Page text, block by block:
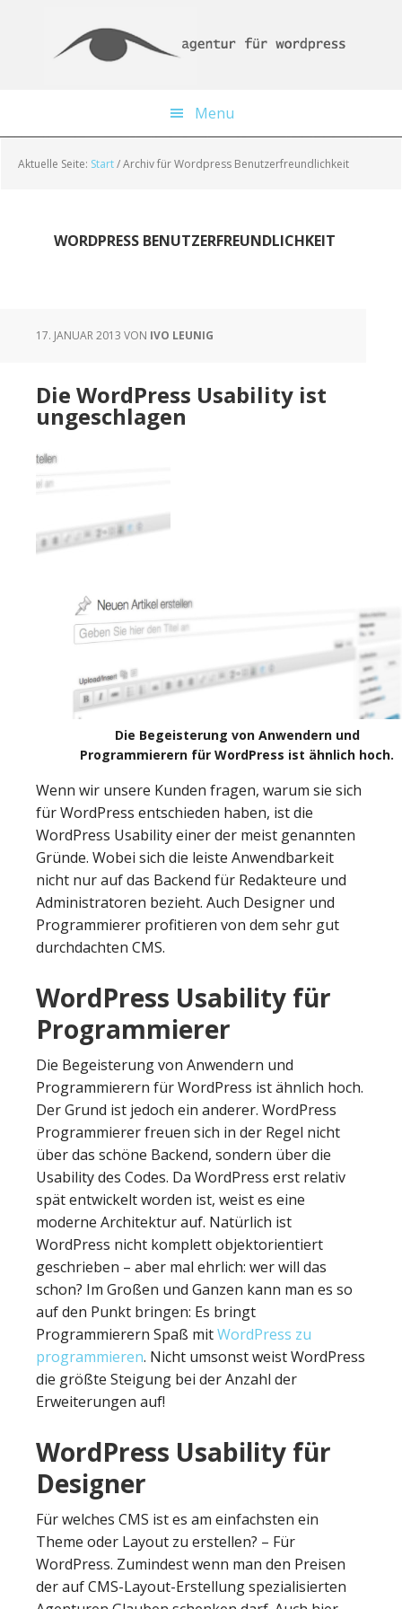
springen
Menu
Aktuelle Seite: Start/Archiv für Wordpress Benutzerfreundlichkeit
WORDPRESS BENUTZERFREUNDLICHKEIT
17. JANUAR 2013 VON IVO LEUNIG
Die WordPress Usability ist
ungeschlagen
Die Begeisterung von Anwendern und
Programmierern für WordPress ist ähnlich hoch.
Wenn wir unsere Kunden fragen, warum sie sich
für WordPress entschieden haben, ist die
WordPress Usability einer der meist genannten
Gründe. Wobei sich die leiste Anwendbarkeit
nicht nur auf das Backend für Redakteure und
Administratoren bezieht. Auch Designer und
Programmierer profitieren von dem sehr gut
durchdachten CMS.
WordPress Usability für
Programmierer
Die Begeisterung von Anwendern und
Programmierern für WordPress ist ähnlich hoch.
Der Grund ist jedoch ein anderer. WordPress
Programmierer freuen sich in der Regel nicht
über das schöne Backend, sondern über die
Usability des Codes. Da WordPress erst relativ
spät entwickelt worden ist, weist es eine
moderne Architektur auf. Natürlich ist
WordPress nicht komplett objektorientiert
geschrieben – aber mal ehrlich: wer will das
schon? Im Großen und Ganzen kann man es so
auf den Punkt bringen: Es bringt
Programmierern Spaß mitWordPress zu
programmieren. Nicht umsonst weist WordPress
die größte Steigung bei der Anzahl der
Erweiterungen auf!
WordPress Usability für
Designer
Für welches CMS ist es am einfachsten ein
Theme oder Layout zu erstellen? – Für
WordPress. Zumindest wenn man den Preisen
der auf CMS-Layout-Erstellung spezialisierten